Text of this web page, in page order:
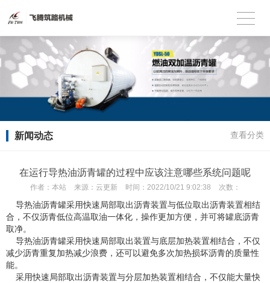
新闻动态 查看分类
在运行导热油沥青罐的过程中应该注意哪些系统问题呢
作者： 本站 来源： 云更新 时间： 2022/10/21 9:02:38 次数：
导热油沥青罐采用快速局部取出沥青装置与低位取出沥青装置相结
合，不仅沥青低位高温取油一体化，操作更加方便，并可将罐底沥青
取净。
导热油沥青罐采用快速局部取出装置与底层加热装置相结合，不仅
减少沥青重复加热减少浪费，还可以避免多次加热损坏沥青的质量性
能。
采用快速局部取出沥青装置与分层加热装置相结合，不仅能大量快